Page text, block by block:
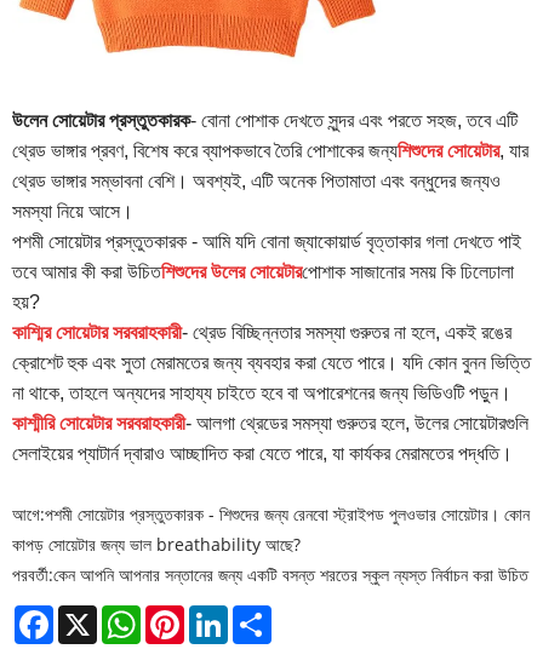
উলেন সোয়েটার প্রস্তুতকারক- বোনা পোশাক দেখতে সুন্দর এবং পরতে সহজ, তবে এটি
থ্রেড ভাঙ্গার প্রবণ, বিশেষ করে ব্যাপকভাবে তৈরি পোশাকের জন্যশিশুদের সোয়েটার, যার
থ্রেড ভাঙ্গার সম্ভাবনা বেশি। অবশ্যই, এটি অনেক পিতামাতা এবং বন্ধুদের জন্যও
সমস্যা নিয়ে আসে।
পশমী সোয়েটার প্রস্তুতকারক - আমি যদি বোনা জ্যাকোয়ার্ড বৃত্তাকার গলা দেখতে পাই
তবে আমার কী করা উচিতশিশুদের উলের সোয়েটারপোশাক সাজানোর সময় কি ঢিলেঢালা
হয়?
কাশ্মির সোয়েটার সরবরাহকারী- থ্রেড বিচ্ছিন্নতার সমস্যা গুরুতর না হলে, একই রঙের
ক্রোশেট হুক এবং সুতা মেরামতের জন্য ব্যবহার করা যেতে পারে। যদি কোন বুনন ভিত্তি
না থাকে, তাহলে অন্যদের সাহায্য চাইতে হবে বা অপারেশনের জন্য ভিডিওটি পড়ুন।
কাশ্মীরি সোয়েটার সরবরাহকারী- আলগা থ্রেডের সমস্যা গুরুতর হলে, উলের সোয়েটারগুলি
সেলাইয়ের প্যাটার্ন দ্বারাও আচ্ছাদিত করা যেতে পারে, যা কার্যকর মেরামতের পদ্ধতি।
আগে:পশমী সোয়েটার প্রস্তুতকারক - শিশুদের জন্য রেনবো স্ট্রাইপড পুলওভার সোয়েটার। কোন
কাপড় সোয়েটার জন্য ভাল breathability আছে?
পরবর্তী:কেন আপনি আপনার সন্তানের জন্য একটি বসন্ত শরতের স্কুল ন্যস্ত নির্বাচন করা উচিত
Facebook
X WhatsAppPinterestLinkedIn